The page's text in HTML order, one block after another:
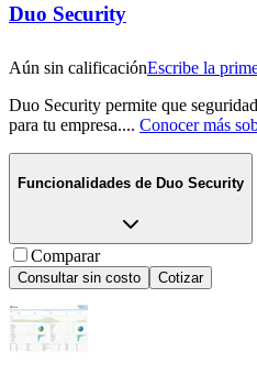
Duo Security
Aún sin calificaciónEscribe la
Duo Security permite que
para tu empresa.... Conocer más
Funcionalidades de Duo Security
Comparar
Consultar sin costo Cotizar